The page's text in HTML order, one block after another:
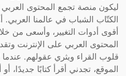
ليكون منصة تجمع المحتوى العربي
الكتّاب الشباب في عالمنا
أقوى أدوات التغيير، وأسعى من
المحتوى العربي على الإنترنت
قلوب القراء ويثري عقولهم. عندما
الموقع، تجدني أقرأ كتابًا جديدًا،